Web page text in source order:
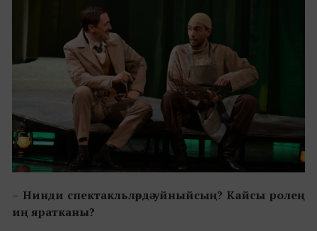
– Нинди спектакльләрдә уйныйсың? Кайсы ролең
иң яратканы?